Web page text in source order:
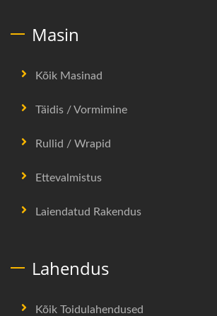
Masin
Kõik Masinad
Täidis / Vormimine
Rullid / Wrapid
Ettevalmistus
Laiendatud Rakendus
Lahendus
Kõik Toidulahendused